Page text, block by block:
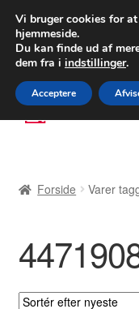
FEDEX
80 82
Spring
til
Spring
til
Betalinger
Kasse
Klage
Forside Varer
Vi bruger cookies for
hjemmeside.
Du kan finde ud af
dem fra i indstillinger.
Acceptere